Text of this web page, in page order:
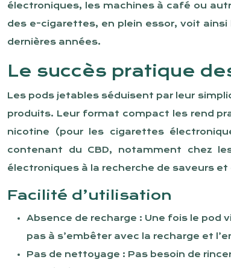
électroniques, les machines à café ou
des e-cigarettes, en plein essor, voit
dernières années.
Le succès pratique
Les pods jetables séduisent par leur
produits. Leur format compact les rend
nicotine (pour les cigarettes
contenant du CBD, notamment chez
électroniques à la recherche de saveurs
Facilité d’utilisation
Absence de recharge : Une fois le pod
pas à s’embêter avec la recharge et
Pas de nettoyage : Pas besoin de